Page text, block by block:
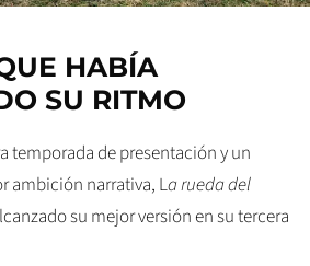
HABÍA
SU RITMO
temporada de presentación y un
ambición narrativa, La rueda del
su mejor versión en su tercera